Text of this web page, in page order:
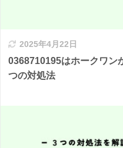
2025年4月22日
0368710195はホークワン
つの対処法